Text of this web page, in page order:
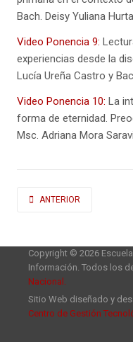
Bach. Deisy Yuliana
Video Ponencia 9:
experiencias desde la
Lucía Ureña Castro y
Video Ponencia 10: La
forma de eternidad.
Msc. Adriana Mora
ARTÍCULO ANTERIOR:
ANTERIOR
Copyright © 2026
Información. Todos los
Nacional.
Sitio Web diseñado y
Centro de Gestión